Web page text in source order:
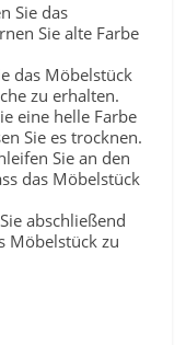
Sie das
Sie alte Farbe
das Möbelstück
zu erhalten.
eine helle Farbe
Sie es trocknen.
Sie an den
das Möbelstück
abschließend
Möbelstück zu